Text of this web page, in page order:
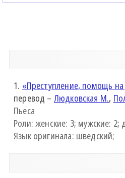
1. «Преступление, помощь
перевод – Людковская М.,
Пьеса
Роли: женские: 3; мужские: 2;
Язык оригинала: шведский;